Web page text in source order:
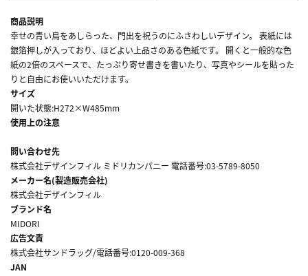
商品説明
幸せの青い鳥をあしらった、門出を祝うのにふさわしいデザイン。 表紙には
銀箔押しが入っており、ほどよい上品さのある色紙です。 開くと一般的な色
紙の2倍のスペースで、たっぷり寄せ書きを書いたり、写真やシールを貼った
りと自由にお使いいただけます。
サイズ
開いた状態:H272×W485mm
使用上の注意
問い合わせ先
株式会社デザインフィル ミドリカンパニー 電話番号:03-5789-8050
メーカー名(製造販売会社)
株式会社デザインフィル
ブランド名
MIDORI
広告文責
株式会社サンドラッグ/電話番号:0120-009-368
JAN